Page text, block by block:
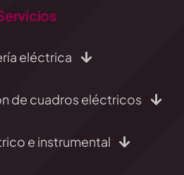
eléctrica
de cuadros eléctricos
e instrumental